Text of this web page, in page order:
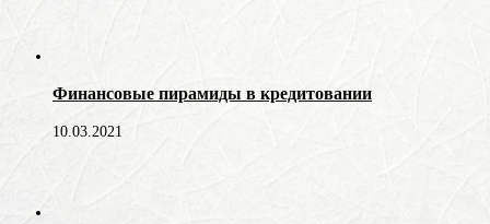
Финансовые пирамиды в кредитовании
10.03.2021